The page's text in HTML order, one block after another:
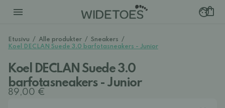
Etusivu / Alle produkter / Sneakers /
Koel DECLAN Suede 3.0 barfotasneakers - Junior
Koel DECLAN Suede 3.0
barfotasneakers - Junior
89,00 €